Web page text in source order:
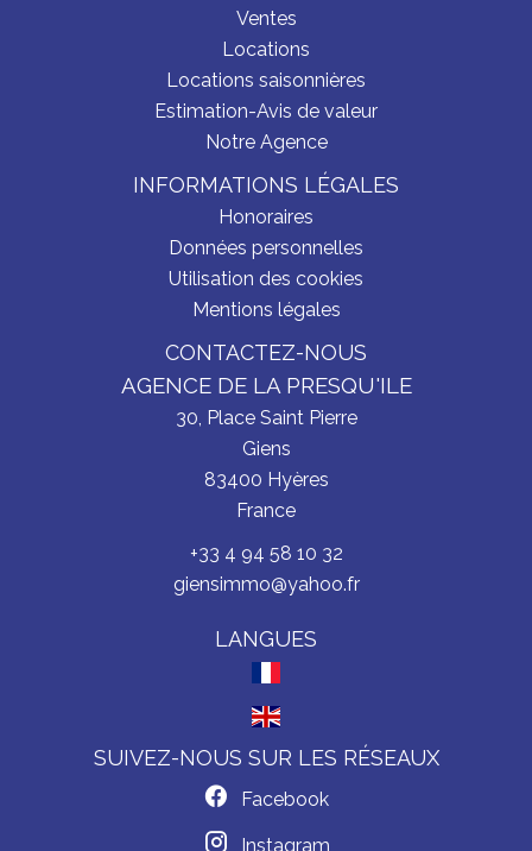
Ventes
Locations
Locations saisonnières
Estimation-Avis de valeur
Notre Agence
INFORMATIONS LÉGALES
Honoraires
Données personnelles
Utilisation des cookies
Mentions légales
CONTACTEZ-NOUS
AGENCE DE LA PRESQU'ILE
30, Place Saint Pierre
Giens
83400 Hyères
France
+33 4 94 58 10 32
giensimmo@yahoo.fr
LANGUES
SUIVEZ-NOUS SUR LES RÉSEAUX
Facebook
Instagram